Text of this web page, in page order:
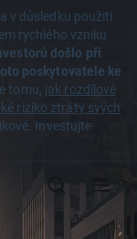
v důsledku použití
rychlého vzniku
došlo při
poskytovatele ke
tomu, jak rozdílové
riziko ztráty svých
Investujte